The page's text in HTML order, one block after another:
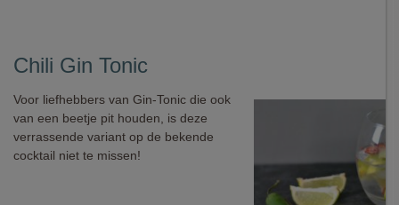
Chili Gin Tonic
Voor liefhebbers van Gin-Tonic die ook
van een beetje pit houden, is deze
verrassende variant op de bekende
cocktail niet te missen!